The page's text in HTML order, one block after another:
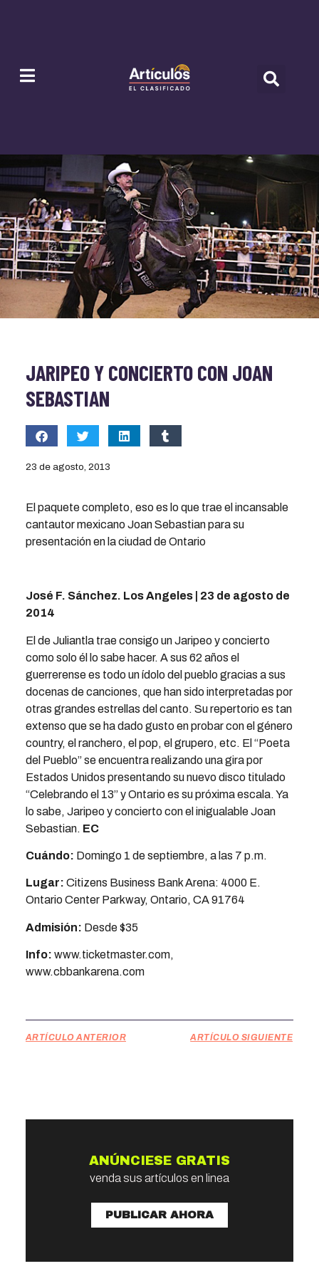
JARIPEO Y CONCIERTO CON JOAN
SEBASTIAN
23 de agosto, 2013
El paquete completo, eso es lo que trae el incansable
cantautor mexicano Joan Sebastian para su
presentación en la ciudad de Ontario
José F. Sánchez. Los Angeles | 23 de agosto de
2014
El de Juliantla trae consigo un Jaripeo y concierto
como solo él lo sabe hacer. A sus 62 años el
guerrerense es todo un ídolo del pueblo gracias a sus
docenas de canciones, que han sido interpretadas por
otras grandes estrellas del canto. Su repertorio es tan
extenso que se ha dado gusto en probar con el género
country, el ranchero, el pop, el grupero, etc. El “Poeta
del Pueblo” se encuentra realizando una gira por
Estados Unidos presentando su nuevo disco titulado
“Celebrando el 13” y Ontario es su próxima escala. Ya
lo sabe, Jaripeo y concierto con el inigualable Joan
Sebastian. EC
Cuándo: Domingo 1 de septiembre, a las 7 p.m.
Lugar: Citizens Business Bank Arena: 4000 E.
Ontario Center Parkway, Ontario, CA 91764
Admisión: Desde $35
Info: www.ticketmaster.com,
www.cbbankarena.com
ARTÍCULO ANTERIOR ARTÍCULO SIGUIENTE
ANÚNCIESE GRATIS
venda sus artículos en linea
PUBLICAR AHORA